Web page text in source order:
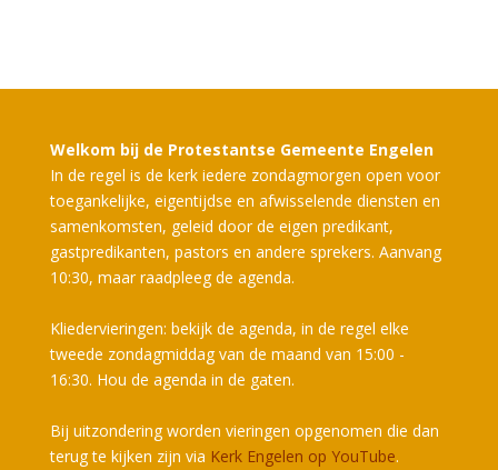
Welkom bij de Protestantse Gemeente Engelen
In de regel is de kerk iedere zondagmorgen open voor
toegankelijke, eigentijdse en afwisselende diensten en
samenkomsten, geleid door de eigen predikant,
gastpredikanten, pastors en andere sprekers. Aanvang
10:30, maar raadpleeg de agenda.
Kliedervieringen: bekijk de agenda, in de regel elke
tweede zondagmiddag van de maand van 15:00 -
16:30. Hou de agenda in de gaten.
Bij uitzondering worden vieringen opgenomen die dan
terug te kijken zijn via Kerk Engelen op YouTube.